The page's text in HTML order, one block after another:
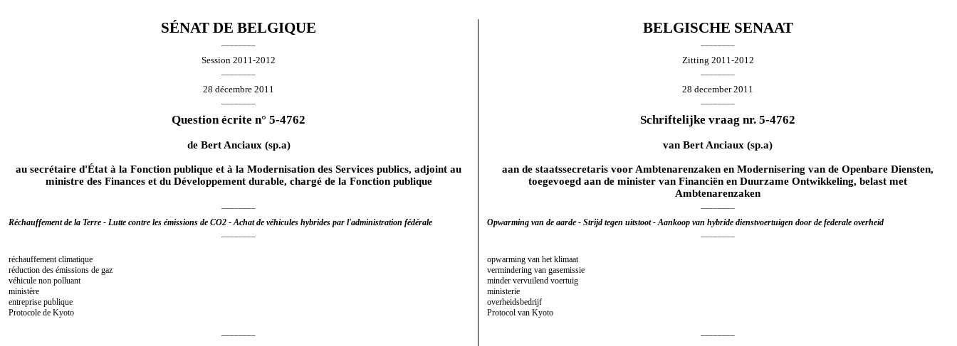
SÉNAT DE BELGIQUE BELGISCHE SENAAT
Session 2011-2012 Zitting 2011-2012
28 décembre 2011 28 december 2011
Question écrite n° 5-4762 Schriftelijke vraag nr. 5-4762
de Bert Anciaux (sp.a) van Bert Anciaux (sp.a)
au secrétaire d'État à la Fonction publique et à la Modernisation des Services publics, adjoint au
ministre des Finances et du Développement durable, chargé de la Fonction publique
aan de staatssecretaris voor Ambtenarenzaken en Modernisering van de Openbare Diensten,
toegevoegd aan de minister van Financiën en Duurzame Ontwikkeling, belast met
Ambtenarenzaken
Réchauffement de la Terre - Lutte contre les émissions de CO2 - Achat de véhicules hybrides par l'administration fédérale Opwarming van de aarde - Strijd tegen uitstoot - Aankoop van hybride dienstvoertuigen door de federale overheid
réchauffement climatique
réduction des émissions de gaz
véhicule non polluant
ministère
entreprise publique
Protocole de Kyoto
opwarming van het klimaat
vermindering van gasemissie
minder vervuilend voertuig
ministerie
overheidsbedrijf
Protocol van Kyoto